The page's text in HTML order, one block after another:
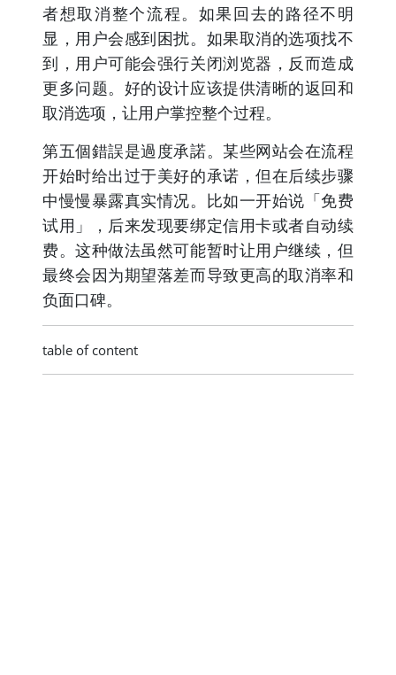
者想取消整个流程。如果回去的路径不明
显，用户会感到困扰。如果取消的选项找不
到，用户可能会强行关闭浏览器，反而造成
更多问题。好的设计应该提供清晰的返回和
取消选项，让用户掌控整个过程。
第五個錯誤是過度承諾。某些网站会在流程
开始时给出过于美好的承诺，但在后续步骤
中慢慢暴露真实情况。比如一开始说「免费
试用」，后来发现要绑定信用卡或者自动续
费。这种做法虽然可能暂时让用户继续，但
最终会因为期望落差而导致更高的取消率和
负面口碑。
table of content